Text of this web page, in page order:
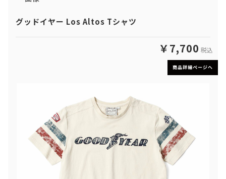
グッドイヤー Los Altos Tシャツ
￥7,700 税込
商品詳細ページへ